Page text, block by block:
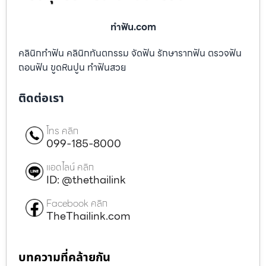
ทําฟัน.com
คลินิกทำฟัน คลินิกทันตกรรม จัดฟัน รักษารากฟัน ตรวจฟัน
ถอนฟัน ขูดหินปูน ทำฟันสวย
ติดต่อเรา
โทร คลิก
099-185-8000
แอดไลน์ คลิก
ID: @thethailink
Facebook คลิก
TheThailink.com
บทความที่คล้ายกัน